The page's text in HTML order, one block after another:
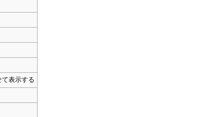
表示する